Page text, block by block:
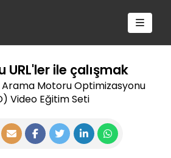
URL'ler ile çalışmak
Motoru Optimizasyonu
Video Eğitim Seti